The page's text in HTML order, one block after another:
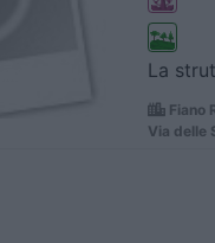
La
Fiano
Via delle